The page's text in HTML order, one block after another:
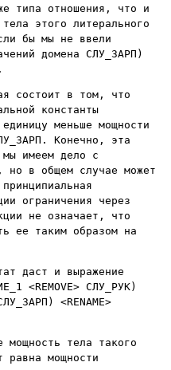
типа отношения, что и
этого литерального
бы мы не ввели
домена СЛУ_ЗАРП )
состоит в том, что
константы
меньше мощности
. Конечно, эта
мы имеем дело с
но в общем случае может
ограничения через
не означает, что
ее таким образом на
даст и выражение
<REMOVE> СЛУ_РУК)
<RENAME>
тела такого
равна мощности